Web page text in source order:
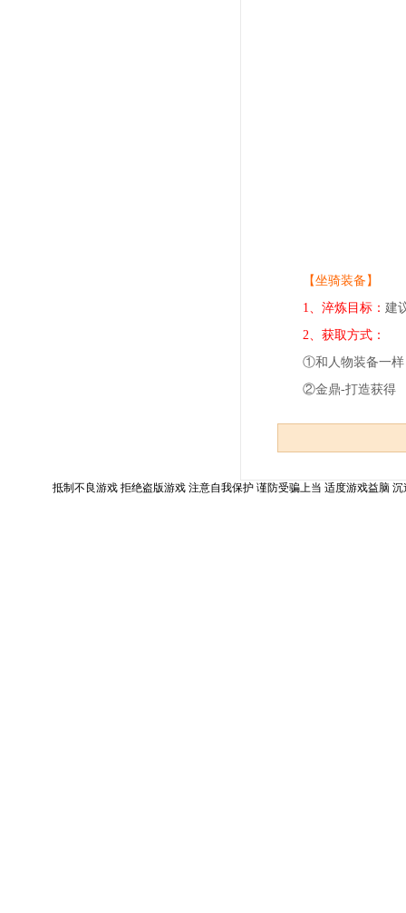
【坐骑装备】
1、淬炼目标： 建
2、获取方式：
①和人物装备一样
②金鼎-打造获得
抵制不良游戏 拒绝盗版游戏 注意自我保护 谨防受骗上当 适度游戏益脑